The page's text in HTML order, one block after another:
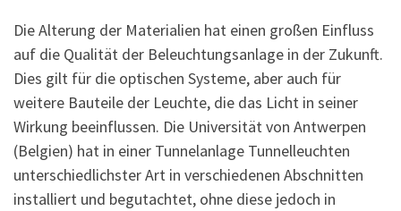
Die Alterung der Materialien hat einen großen Einfluss
auf die Qualität der Beleuchtungsanlage in der Zukunft.
Dies gilt für die optischen Systeme, aber auch für
weitere Bauteile der Leuchte, die das Licht in seiner
Wirkung beeinflussen. Die Universität von Antwerpen
(Belgien) hat in einer Tunnelanlage Tunnelleuchten
unterschiedlichster Art in verschiedenen Abschnitten
installiert und begutachtet, ohne diese jedoch in